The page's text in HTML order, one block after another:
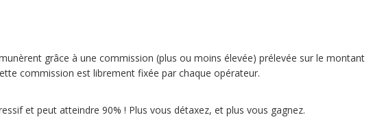
grâce à une commission (plus ou moins élevée) prélevée sur le montant
commission est librement fixée par chaque opérateur.
et peut atteindre 90% ! Plus vous détaxez, et plus vous gagnez.